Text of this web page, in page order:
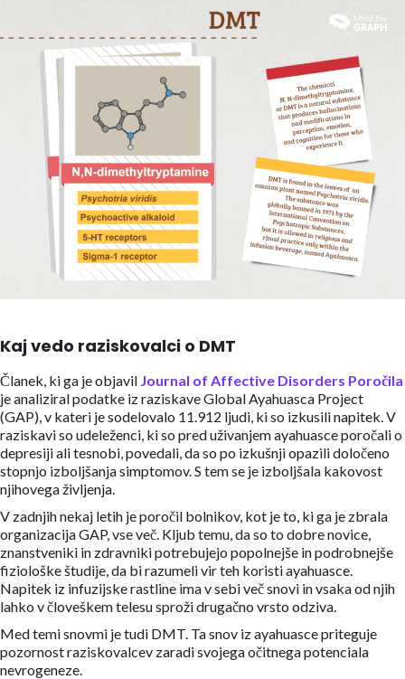
Kaj vedo raziskovalci o DMT
Članek, ki ga je objavil Journal of Affective Disorders Poročila
je analiziral podatke iz raziskave Global Ayahuasca Project
(GAP), v kateri je sodelovalo 11.912 ljudi, ki so izkusili napitek. V
raziskavi so udeleženci, ki so pred uživanjem ayahuasce poročali o
depresiji ali tesnobi, povedali, da so po izkušnji opazili določeno
stopnjo izboljšanja simptomov. S tem se je izboljšala kakovost
njihovega življenja.
V zadnjih nekaj letih je poročil bolnikov, kot je to, ki ga je zbrala
organizacija GAP, vse več. Kljub temu, da so to dobre novice,
znanstveniki in zdravniki potrebujejo popolnejše in podrobnejše
fiziološke študije, da bi razumeli vir teh koristi ayahuasce.
Napitek iz infuzijske rastline ima v sebi več snovi in vsaka od njih
lahko v človeškem telesu sproži drugačno vrsto odziva.
Med temi snovmi je tudi DMT. Ta snov iz ayahuasce priteguje
pozornost raziskovalcev zaradi svojega očitnega potenciala
nevrogeneze.